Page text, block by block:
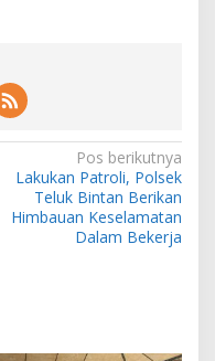
Pos berikutnya
Lakukan Patroli, Polsek
Teluk Bintan Berikan
Himbauan Keselamatan
Dalam Bekerja